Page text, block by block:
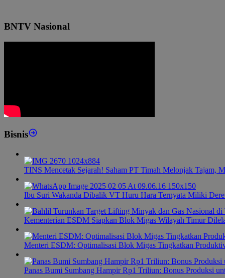
BNTV Nasional
Bisnis
TINS Mencetak Sejarah! Saham PT Timah Melonjak Tajam,
Ibu Suri Wakanda Dibalik VT Huru Hara Ternyata Miliki
Kementerian ESDM Siapkan Blok Migas Wilayah Timur
Menteri ESDM: Optimalisasi Blok Migas Tingkatkan
Panas Bumi Sumbang Hampir Rp1 Triliun: Bonus Produksi